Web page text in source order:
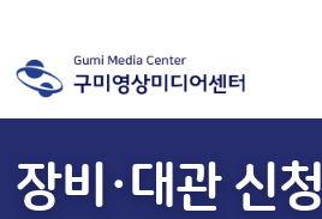
장비·대관 신청